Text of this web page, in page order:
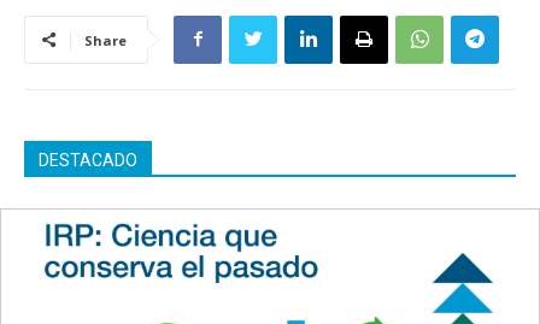
Share
DESTACADO